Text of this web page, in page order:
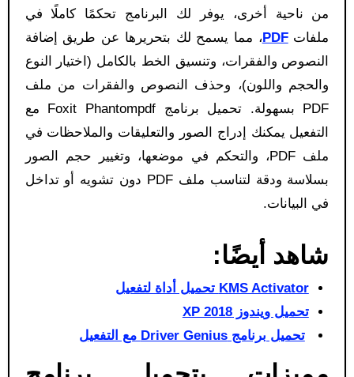
من ناحية أخرى، يوفر لك البرنامج تحكمًا كاملًا في
ملفاتPDF، مما يسمح لك بتحريرها عن طريق إضافة
النصوص والفقرات، وتنسيق الخط بالكامل (اختيار النوع
والحجم واللون)، وحذف النصوص والفقرات من ملف
PDF بسهولة. تحميل برنامج Foxit Phantompdf مع
التفعيل يمكنك إدراج الصور والتعليقات والملاحظات في
ملف PDF، والتحكم في موضعها، وتغيير حجم الصور
بسلاسة ودقة لتناسب ملف PDF دون تشويه أو تداخل
في البيانات.
شاهد أيضًا:
KMS Activator تحميل أداة لتفعيل
تحميل ويندوز XP 2018
تحميل برنامج Driver Genius مع التفعيل